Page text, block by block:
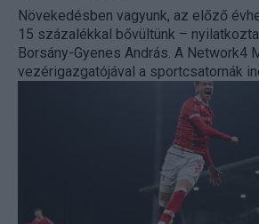
Növekedésben vagyunk, az előző
15 százalékkal bővültünk –
Borsány-Gyenes András. A Network4
vezérigazgatójával a sportcsatornák